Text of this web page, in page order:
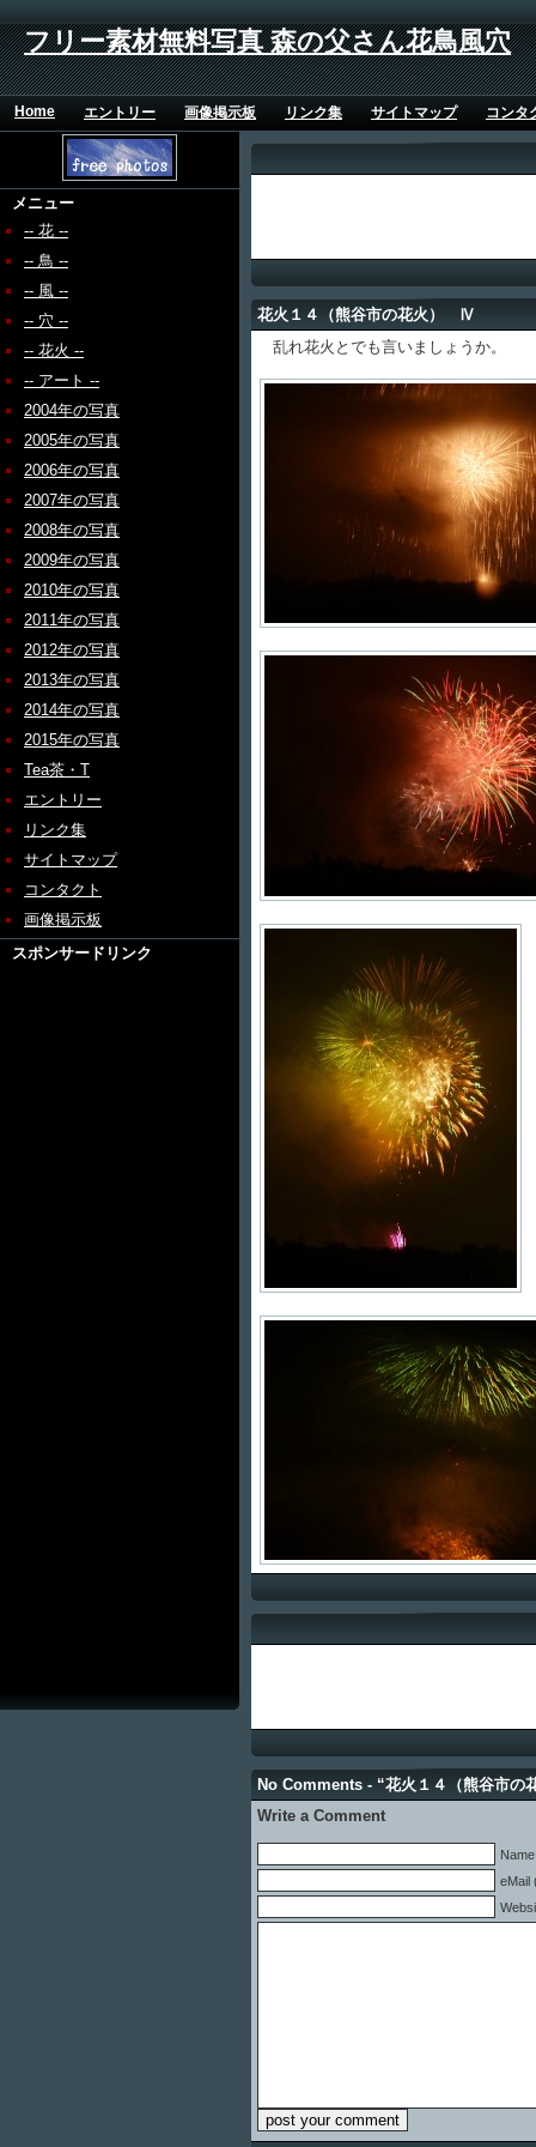
フリー素材無料写真 森の父さん花鳥風穴
Home エントリー 画像掲示板 リンク集 サイトマップ コンタ
メニュー
-- 花 --
-- 鳥 --
-- 風 --
-- 穴 --
-- 花火 --
-- アート --
2004年の写真
2005年の写真
2006年の写真
2007年の写真
2008年の写真
2009年の写真
2010年の写真
2011年の写真
2012年の写真
2013年の写真
2014年の写真
2015年の写真
Tea茶・T
エントリー
リンク集
サイトマップ
コンタクト
画像掲示板
スポンサードリンク
花火１４（熊谷市の花火） Ⅳ
乱れ花火とでも言いましょうか。
No Comments - “花火１４（熊谷市
Write a Comment
eMail